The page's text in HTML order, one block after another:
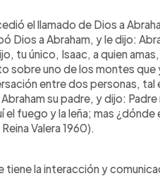
el llamado de Dios a
Dios a Abraham, y le dijo:
tu único, Isaac, a quien
sobre uno de los montes que
entre dos personas, tal
su padre, y dijo:
el fuego y la leña; mas
Valera 1960).
tiene la interacción y